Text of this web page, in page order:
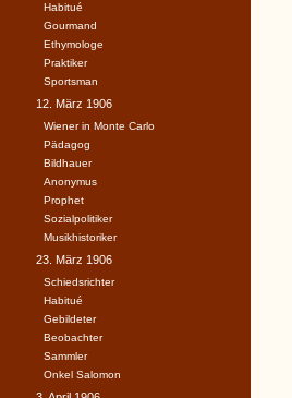
Habitué
Gourmand
Ethymologe
Praktiker
Sportsman
12. März 1906
Wiener in Monte Carlo
Pädagog
Bildhauer
Anonymus
Prophet
Sozialpolitiker
Musikhistoriker
23. März 1906
Schiedsrichter
Habitué
Gebildeter
Beobachter
Sammler
Onkel Salomon